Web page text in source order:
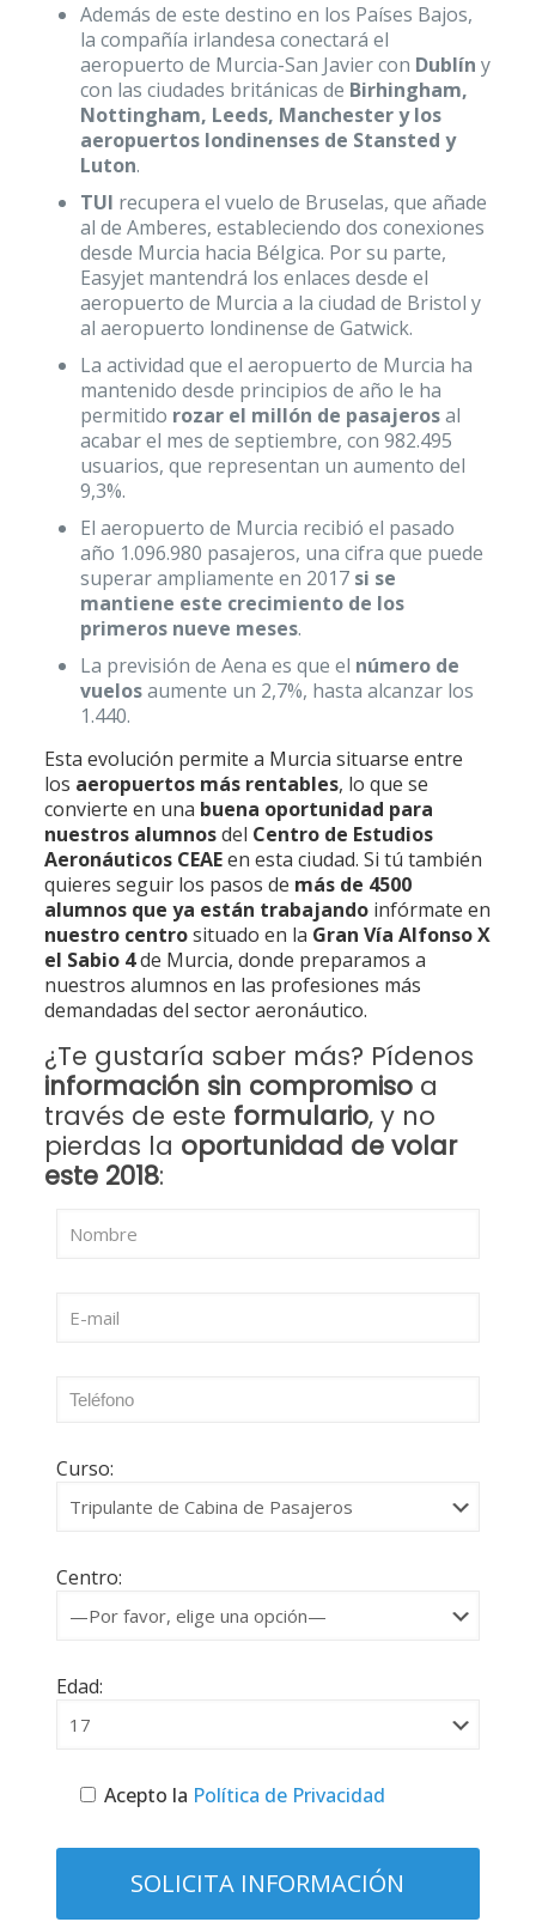
Además de este destino en los Países Bajos,
la compañía irlandesa conectará el
aeropuerto de Murcia-San Javier con Dublín y
con las ciudades británicas de Birhingham,
Nottingham, Leeds, Manchester y los
aeropuertos londinenses de Stansted y
Luton.
TUI recupera el vuelo de Bruselas, que añade
al de Amberes, estableciendo dos conexiones
desde Murcia hacia Bélgica. Por su parte,
Easyjet mantendrá los enlaces desde el
aeropuerto de Murcia a la ciudad de Bristol y
al aeropuerto londinense de Gatwick.
La actividad que el aeropuerto de Murcia ha
mantenido desde principios de año le ha
permitido rozar el millón de pasajerosal
acabar el mes de septiembre, con 982.495
usuarios, que representan un aumento del
9,3%.
El aeropuerto de Murcia recibió el pasado
año 1.096.980 pasajeros, una cifra que puede
superar ampliamente en 2017 si se
mantiene este crecimiento de los
primeros nueve meses.
La previsión de Aena es que el número de
vuelosaumente un 2,7%, hasta alcanzar los
1.440.
Esta evolución permite a Murcia situarse entre
los aeropuertos más rentables, lo que se
convierte en una buena oportunidad para
nuestros alumnosdel Centro de Estudios
Aeronáuticos CEAEen esta ciudad. Si tú también
quieres seguir los pasos de más de 4500
alumnos que ya están trabajandoinfórmate en
nuestro centrosituado en la Gran Vía Alfonso X
el Sabio 4de Murcia, donde preparamos a
nuestros alumnos en las profesiones más
demandadas del sector aeronáutico.
¿Te gustaría saber más? Pídenos
información sin compromisoa
través de este formulario, y no
pierdas la oportunidad de volar
este 2018:
Curso:
Centro:
Edad:
Acepto la Política de Privacidad